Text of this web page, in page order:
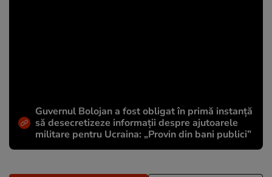
Guvernul Bolojan a fost obligat în primă instanță
să desecretizeze informații despre ajutoarele
militare pentru Ucraina: „Provin din bani publici”